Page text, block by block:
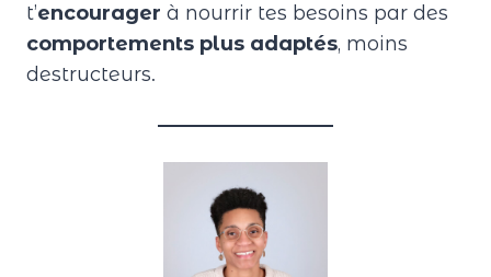
t’encourager à nourrir tes besoins par des
comportements plus adaptés, moins
destructeurs.